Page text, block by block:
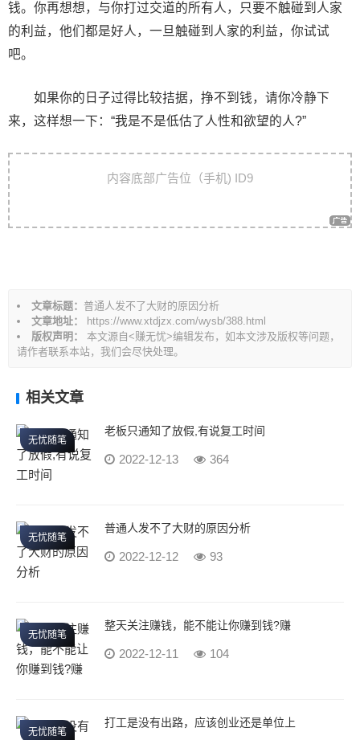
钱。你再想想，与你打过交道的所有人，只要不触碰到人家
的利益，他们都是好人，一旦触碰到人家的利益，你试试
吧。
如果你的日子过得比较拮据，挣不到钱，请你冷静下
来，这样想一下：“我是不是低估了人性和欲望的人?”
文
章
导
航
内容底部广告位（手机) ID9
文章标题： 普通人发不了大财的原因分析
文章地址：
https://www.xtdjzx.com/wysb/388.html
版权声明：
本文源自<赚无忧>编辑发布，如本文涉及版权等问题，
请作者联系本站，我们会尽快处理。
相关文章
无忧随笔
老板只通知了放假,有说复工时间
2022-12-13 364
无忧随笔
普通人发不了大财的原因分析
2022-12-12 93
无忧随笔
整天关注赚钱，能不能让你赚到钱?赚
2022-12-11 104
无忧随笔
打工是没有出路，应该创业还是单位上